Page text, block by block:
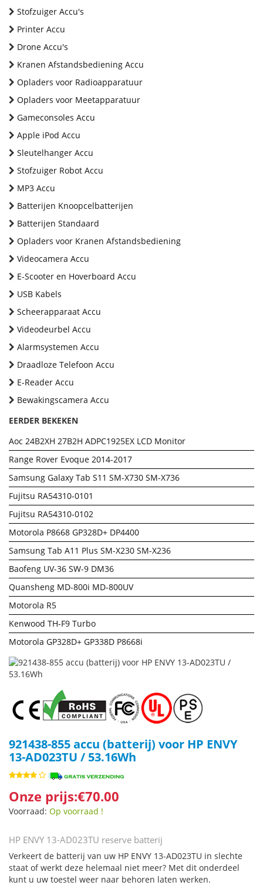
Stofzuiger Accu's
Printer Accu
Drone Accu's
Kranen Afstandsbediening Accu
Opladers voor Radioapparatuur
Opladers voor Meetapparatuur
Gameconsoles Accu
Apple iPod Accu
Sleutelhanger Accu
Stofzuiger Robot Accu
MP3 Accu
Batterijen Knoopcelbatterijen
Batterijen Standaard
Opladers voor Kranen Afstandsbediening
Videocamera Accu
E-Scooter en Hoverboard Accu
USB Kabels
Scheerapparaat Accu
Videodeurbel Accu
Alarmsystemen Accu
Draadloze Telefoon Accu
E-Reader Accu
Bewakingscamera Accu
EERDER BEKEKEN
Aoc 24B2XH 27B2H ADPC1925EX LCD Monitor
Range Rover Evoque 2014-2017
Samsung Galaxy Tab S11 SM-X730 SM-X736
Fujitsu RA54310-0101
Fujitsu RA54310-0102
Motorola P8668 GP328D+ DP4400
Samsung Tab A11 Plus SM-X230 SM-X236
Baofeng UV-36 SW-9 DM36
Quansheng MD-800i MD-800UV
Motorola R5
Kenwood TH-F9 Turbo
Motorola GP328D+ GP338D P8668i
921438-855 accu (batterij) voor HP ENVY
13-AD023TU / 53.16Wh
Onze prijs:€70.00
Voorraad: Op voorraad !
HP ENVY 13-AD023TU reserve batterij
Verkeert de batterij van uw HP ENVY 13-AD023TU in slechte
staat of werkt deze helemaal niet meer? Met dit onderdeel
kunt u uw toestel weer naar behoren laten werken.